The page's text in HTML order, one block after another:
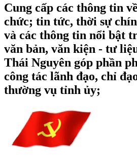
Cung cấp các thông tin
chức; tin tức, thời sự
và các thông tin nổi bật
văn bản, văn kiện - tư
Thái Nguyên góp phần
công tác lãnh đạo, chỉ
thường vụ tỉnh ủy;